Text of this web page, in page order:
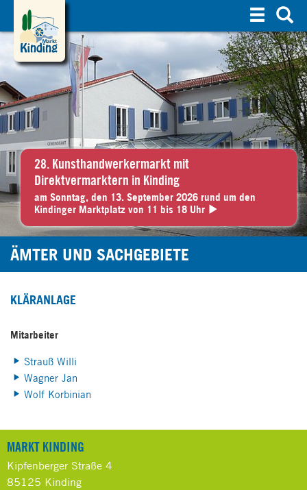
u
c
h
e
28. Kunsthandwerkermarkt mit
Direktvermarktern in Kinding
am Sonntag, den 13. September 2026 rund um den
Kindinger Marktplatz von 11 bis 18 Uhr
ÄMTER UND SACHGEBIETE
KLÄRANLAGE
Mitarbeiter
Strauß Willi
Wagner Jan
Wolf Korbinian
MARKT KINDING
Kipfenberger Straße 4
85125 Kinding